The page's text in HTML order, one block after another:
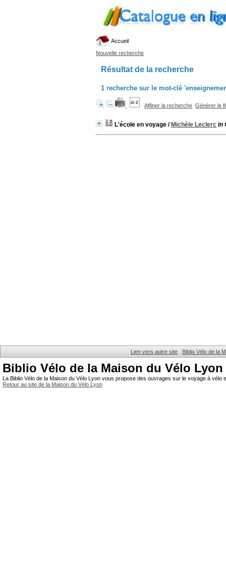
Accueil
Nouvelle recherche
Résultat de la recherche
1 recherche sur le mot-clé
Affiner la recherche Générer le
L'école en voyage / Michèle Leclerc in
Lien vers autre site Biblio Vélo de la
Biblio Vélo de la Maison du Vélo Lyon
La Biblio Vélo de la Maison du Vélo Lyon vous propose des ouvrages sur le voyage à
Retour au site de la Maison du Vélo Lyon